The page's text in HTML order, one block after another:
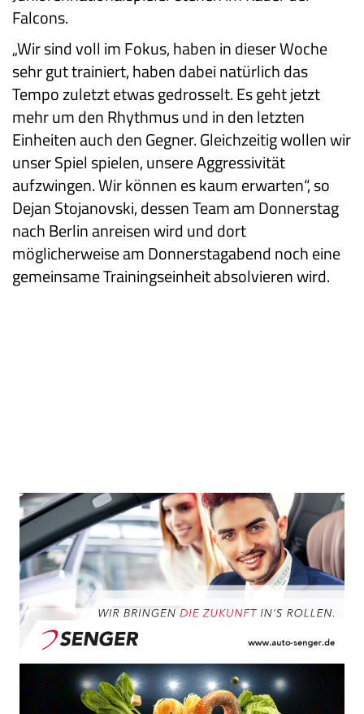
Falcons.
„Wir sind voll im Fokus, haben in dieser Woche
sehr gut trainiert, haben dabei natürlich das
Tempo zuletzt etwas gedrosselt. Es geht jetzt
mehr um den Rhythmus und in den letzten
Einheiten auch den Gegner. Gleichzeitig wollen wir
unser Spiel spielen, unsere Aggressivität
aufzwingen. Wir können es kaum erwarten“, so
Dejan Stojanovski, dessen Team am Donnerstag
nach Berlin anreisen wird und dort
möglicherweise am Donnerstagabend noch eine
gemeinsame Trainingseinheit absolvieren wird.